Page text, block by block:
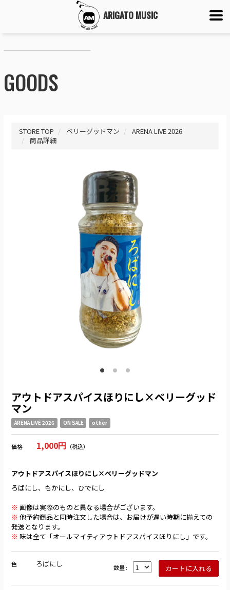
ARIGATO MUSIC
GOODS
STORE TOP ベリーグッドマン
ARENA LIVE 2026
商品詳細
アウトドアスパイスほりにし×ベリーグッド
マン
ARENA LIVE 2026 ON SALE other
価格 1,000円 （税込）
アウトドアスパイスほりにし×ベリーグッドマン
ろばにし、もかにし、ひでにし
※ 画像は実際のものと異なる場合がございます。
※ 他予約商品と同時注文した場合は、お届けが遅い時期に揃えての
発送となります。
※ 味は全て「オールマイティアウトドアスパイスほりにし」です。
色 ろばにし 数量 :